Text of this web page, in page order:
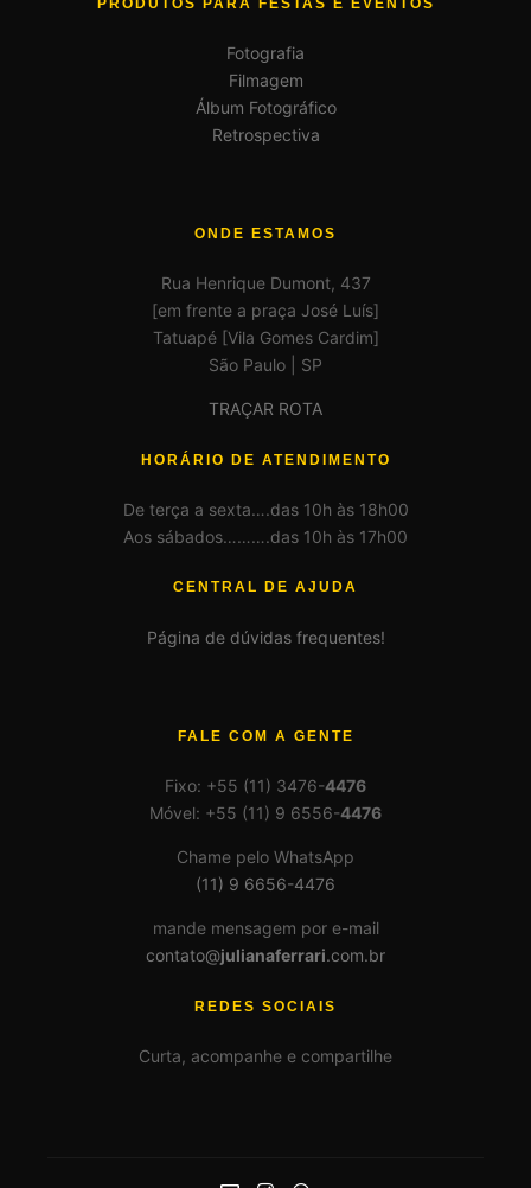
Fotografia
Filmagem
Álbum Fotográfico
Retrospectiva
ONDE ESTAMOS
Rua Henrique Dumont, 437
[em frente a praça José Luís]
Tatuapé [Vila Gomes Cardim]
São Paulo | SP
TRAÇAR ROTA
HORÁRIO DE ATENDIMENTO
De terça a sexta….das 10h às 18h00
Aos sábados……….das 10h às 17h00
CENTRAL DE AJUDA
Página de dúvidas frequentes!
FALE COM A GENTE
Fixo: +55 (11) 3476-4476
Móvel: +55 (11) 9 6556-4476
Chame pelo WhatsApp
(11) 9 6656-4476
mande mensagem por e-mail
contato@julianaferrari.com.br
REDES SOCIAIS
Curta, acompanhe e compartilhe